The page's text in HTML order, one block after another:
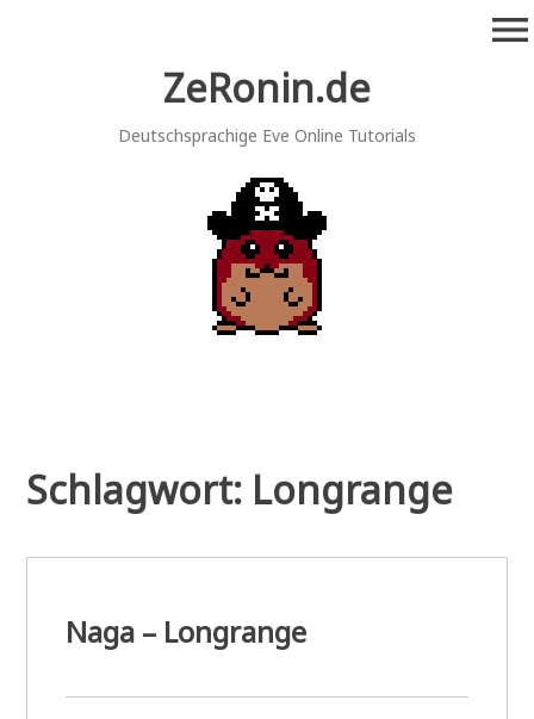
ZeRonin.de
Deutschsprachige Eve Online Tutorials
menu
Schlagwort: Longrange
Naga – Longrange